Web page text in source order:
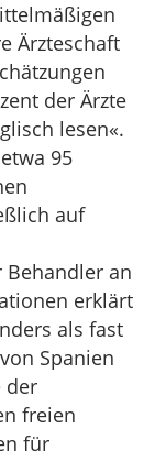
Ärzteschaft
der Ärzte
lesen«.
95
auf
Behandler an
erklärt
als fast
Spanien
der
freien
für